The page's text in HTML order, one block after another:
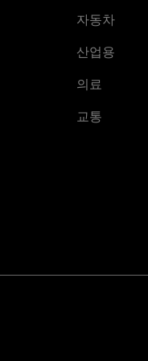
자동차
산업용
의료
교통